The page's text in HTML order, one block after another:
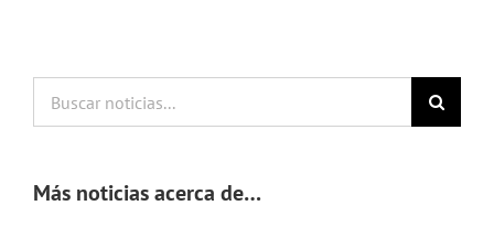
noticias...
Más noticias acerca de…